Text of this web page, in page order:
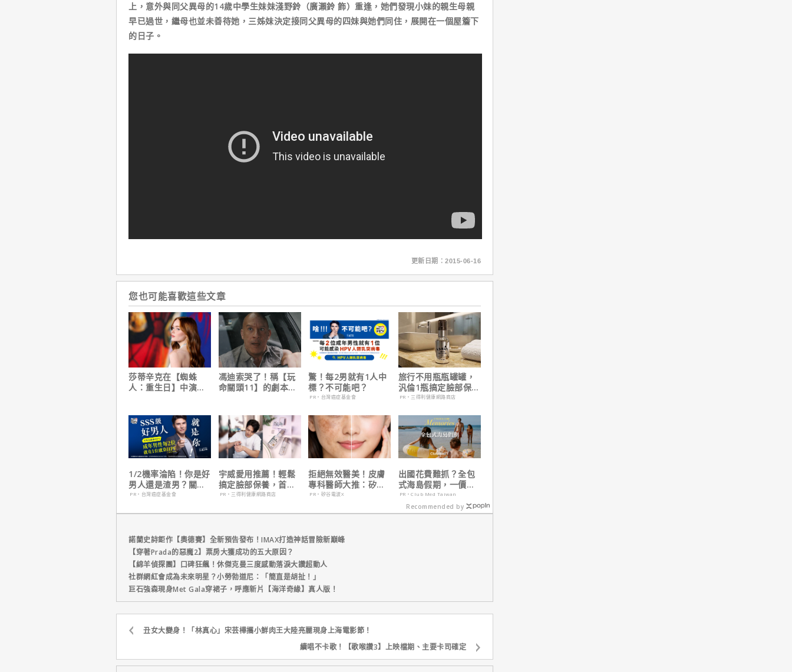
上，意外與同父異母的14歲中學生妹妹淺野鈴（廣瀨鈴 飾）重逢，她們發現小妹的親生母親
早已過世，繼母也並未善待她，三姊妹決定接同父異母的四妹與她們同住，展開在一個屋簷下
的日子。
更新日期：2015-06-16
您也可能喜歡這些文章
莎蒂辛克在【蜘蛛
人：重生日】中演的
馮迪索哭了！稱【玩
命關頭11】的劇本是
驚！每2男就有1人中
標？不可能吧？
PR・台灣癌症基金會
旅行不用瓶瓶罐罐，
汎倫1瓶搞定臉部保
養！
PR・三得利健康網路商店
1/2機率淪陷！你是好
男人還是渣男？關鍵
在這
PR・台灣癌症基金會
宇威愛用推薦！輕鬆
搞定臉部保養，首購
只要$390
PR・三得利健康網路商店
拒絕無效醫美！皮膚
專科醫師大推：矽谷
電波 X 讓肌膚由內而
PR・矽谷電波X
出國花費難抓？全包
式海島假期，一價搞
定食宿玩樂，省錢更
省心！
PR・Club Med Taiwan
Recommended by
諾蘭史詩鉅作【奧德賽】全新預告發布！IMAX打造神話冒險新巔峰
【穿著Prada的惡魔2】票房大獲成功的五大原因？
【綿羊偵探團】口碑狂飆！休傑克曼三度感動落淚大讚超動人
社群網紅會成為未來明星？小勞勃道尼：「簡直是胡扯！」
巨石強森現身Met Gala穿裙子，呼應新片【海洋奇緣】真人版！
丑女大變身！「林真心」宋芸樺攜小鮮肉王大陸亮麗現身上海電影節！
續唱不卡歌！【歌喉讚3】上映檔期、主要卡司確定